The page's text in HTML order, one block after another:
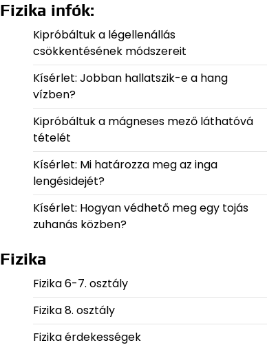
Fizika infók:
Kipróbáltuk a légellenállás
csökkentésének módszereit
Kísérlet: Jobban hallatszik-e a hang
vízben?
Kipróbáltuk a mágneses mező láthatóvá
tételét
Kísérlet: Mi határozza meg az inga
lengésidejét?
Kísérlet: Hogyan védhető meg egy tojás
zuhanás közben?
Fizika
Fizika 6-7. osztály
Fizika 8. osztály
Fizika érdekességek